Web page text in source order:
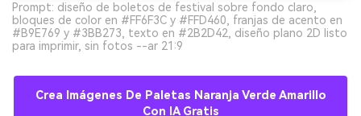
Prompt: diseño de boletos de festival sobre fondo claro,
bloques de color en #FF6F3C y #FFD460, franjas de acento en
#B9E769 y #3BB273, texto en #2B2D42, diseño plano 2D listo
para imprimir, sin fotos --ar 21:9
Crea Imágenes De Paletas Naranja Verde Amarillo
Con IA Gratis